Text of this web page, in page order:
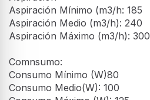
Aspiración Mínimo (m3/h: 185
Aspiración Medio (m3/h): 240
Aspiración Máximo (m3/h): 300
Comnsumo:
Consumo Mínimo (W)80
Consumo Medio(W): 100